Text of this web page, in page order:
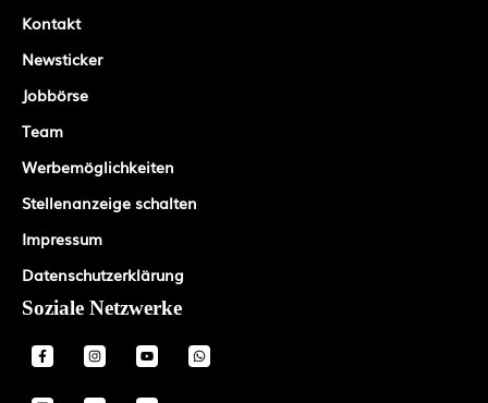
Kontakt
Newsticker
Jobbörse
Team
Werbemöglichkeiten
Stellenanzeige schalten
Impressum
Datenschutzerklärung
Soziale Netzwerke